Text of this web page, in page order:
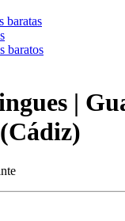
baratas
baratos
|